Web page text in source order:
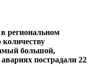
региональном
большой,
пострадали 22